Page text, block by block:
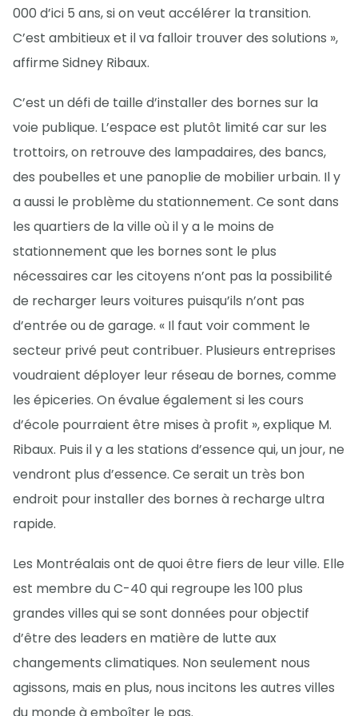
000 d’ici 5 ans, si on veut accélérer la transition.
C’est ambitieux et il va falloir trouver des solutions »,
affirme Sidney Ribaux.
C’est un défi de taille d’installer des bornes sur la
voie publique. L’espace est plutôt limité car sur les
trottoirs, on retrouve des lampadaires, des bancs,
des poubelles et une panoplie de mobilier urbain. Il y
a aussi le problème du stationnement. Ce sont dans
les quartiers de la ville où il y a le moins de
stationnement que les bornes sont le plus
nécessaires car les citoyens n’ont pas la possibilité
de recharger leurs voitures puisqu’ils n’ont pas
d’entrée ou de garage. « Il faut voir comment le
secteur privé peut contribuer. Plusieurs entreprises
voudraient déployer leur réseau de bornes, comme
les épiceries. On évalue également si les cours
d’école pourraient être mises à profit », explique M.
Ribaux. Puis il y a les stations d’essence qui, un jour, ne
vendront plus d’essence. Ce serait un très bon
endroit pour installer des bornes à recharge ultra
rapide.
Les Montréalais ont de quoi être fiers de leur ville. Elle
est membre du C-40 qui regroupe les 100 plus
grandes villes qui se sont données pour objectif
d’être des leaders en matière de lutte aux
changements climatiques. Non seulement nous
agissons, mais en plus, nous incitons les autres villes
du monde à emboîter le pas.